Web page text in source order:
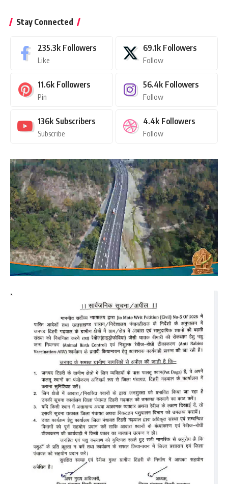
Stay Connected
235.3k Followers
Like
69.1k Followers
Follow
11.6k Followers
Pin
56.4k Followers
Follow
136k Subscribers
Subscribe
4.4k Followers
Follow